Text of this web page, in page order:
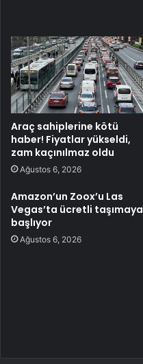
Araç sahiplerine kötü
haber! Fiyatlar yükseldi,
zam kaçınılmaz oldu
Ağustos 6, 2026
Amazon’un Zoox’u Las
Vegas’ta ücretli taşımaya
başlıyor
Ağustos 6, 2026